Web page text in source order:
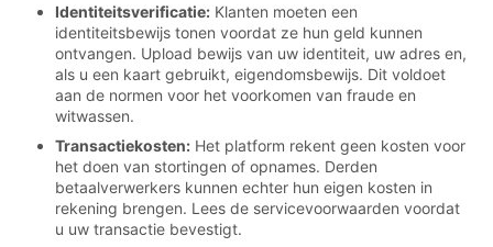
Identiteitsverificatie: Klanten moeten een
identiteitsbewijs tonen voordat ze hun geld kunnen
ontvangen. Upload bewijs van uw identiteit, uw adres en,
als u een kaart gebruikt, eigendomsbewijs. Dit voldoet
aan de normen voor het voorkomen van fraude en
witwassen.
Transactiekosten: Het platform rekent geen kosten voor
het doen van stortingen of opnames. Derden
betaalverwerkers kunnen echter hun eigen kosten in
rekening brengen. Lees de servicevoorwaarden voordat
u uw transactie bevestigt.